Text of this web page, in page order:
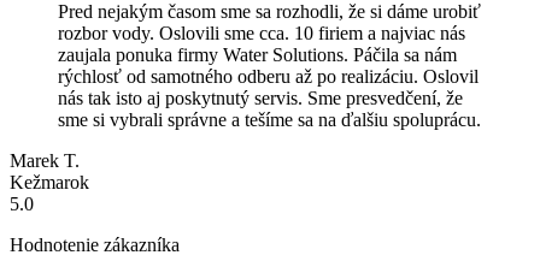
Pred nejakým časom sme sa rozhodli, že si dáme urobiť
rozbor vody. Oslovili sme cca. 10 firiem a najviac nás
zaujala ponuka firmy Water Solutions. Páčila sa nám
rýchlosť od samotného odberu až po realizáciu. Oslovil
nás tak isto aj poskytnutý servis. Sme presvedčení, že
sme si vybrali správne a tešíme sa na ďalšiu spoluprácu.
Marek T.
Kežmarok
5.0
Hodnotenie zákazníka